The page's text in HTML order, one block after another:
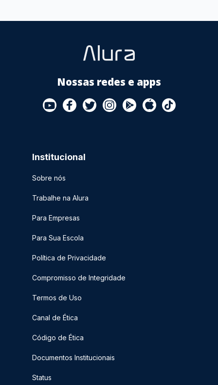
Nossas redes e apps
Institucional
Sobre nós
Trabalhe na Alura
Para Empresas
Para Sua Escola
Política de Privacidade
Compromisso de Integridade
Termos de Uso
Canal de Ética
Código de Ética
Documentos Institucionais
Status